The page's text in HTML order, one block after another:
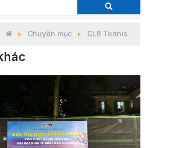
khóa XVI và đại biểu Hội đồng nhân dân các
Chuyên mục CLB Tennis